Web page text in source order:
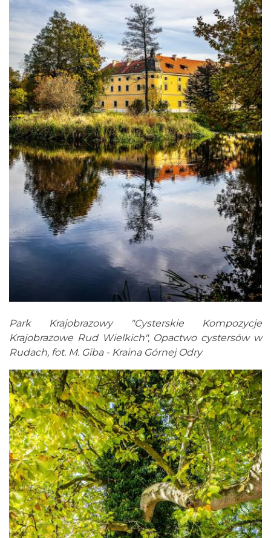
Park Krajobrazowy "Cysterskie Kompozycje
Krajobrazowe Rud Wielkich", Opactwo cystersów w
Rudach, fot. M. Giba - Kraina Górnej Odry